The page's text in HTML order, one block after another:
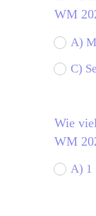
WM
A)
C)
Wie
WM
A) 1